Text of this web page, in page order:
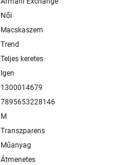
Női
Macskaszem
Trend
Teljes keretes
Igen
1300014679
7895653228146
M
Transzparens
Műanyag
Átmenetes